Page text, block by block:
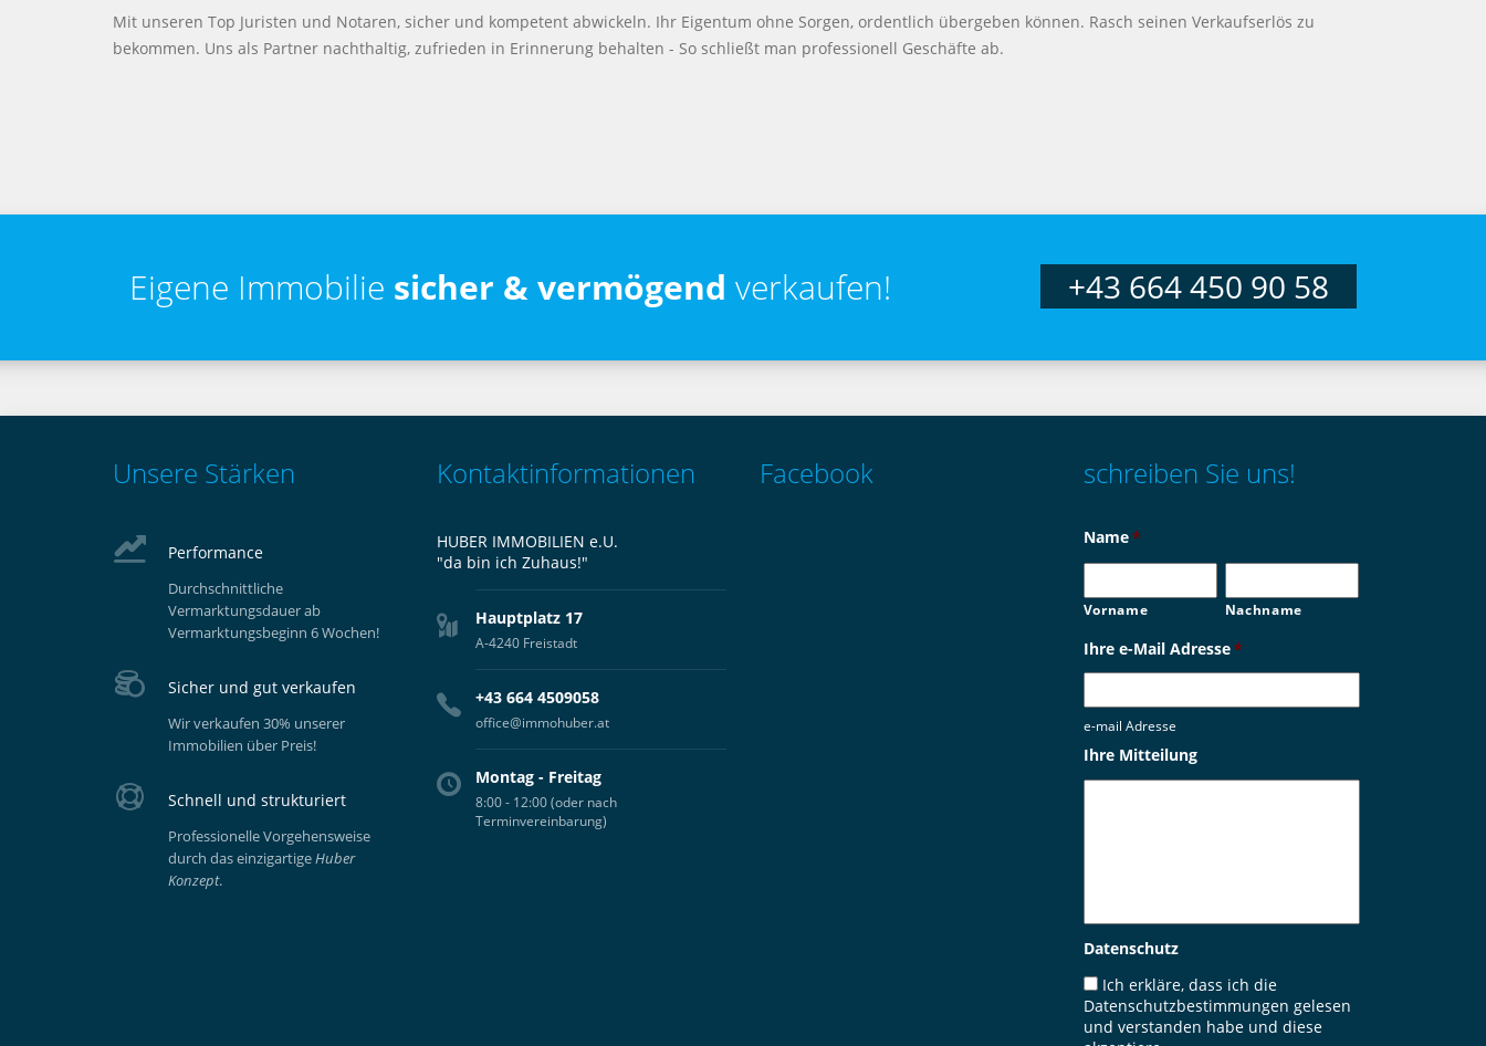
Mit unseren Top Juristen und Notaren, sicher und kompetent abwickeln. Ihr Eigentum ohne Sorgen, ordentlich übergeben können. Rasch seinen Verkaufserlös zu
bekommen. Uns als Partner nachthaltig, zufrieden in Erinnerung behalten - So schließt man professionell Geschäfte ab.
Eigene Immobilie sicher & vermögend verkaufen! +43 664 450 90 58
Unsere Stärken
Performance
Durchschnittliche
Vermarktungsdauer ab
Vermarktungsbeginn 6 Wochen!
Sicher und gut verkaufen
Wir verkaufen 30% unserer
Immobilien über Preis!
Schnell und strukturiert
Professionelle Vorgehensweise
durch das einzigartigeHuber
Konzept.
Kontaktinformationen
HUBER IMMOBILIEN e.U.
"da bin ich Zuhaus!"
Hauptplatz 17
A-4240 Freistadt
+43 664 4509058
office@immohuber.at
Montag - Freitag
8:00 - 12:00 (oder nach
Terminvereinbarung)
Facebook schreiben Sie uns!
Name*
Vorname Nachname
Ihre e-Mail Adresse*
e-mail Adresse
Ihre Mitteilung
Datenschutz
Ich erkläre, dass ich die
Datenschutzbestimmungen gelesen
und verstanden habe und diese